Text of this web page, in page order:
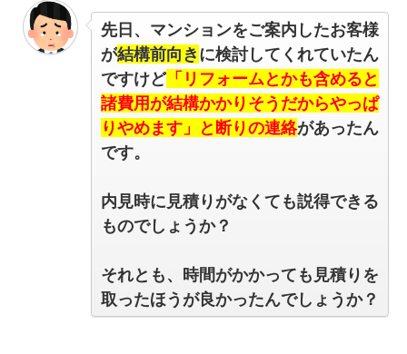
先日、マンションをご案内したお客様
が結構前向きに検討してくれていたん
ですけど 「リフォームとかも含めると
諸費用が結構かかりそうだからやっぱ
りやめます」と断りの連絡があったん
です。
内見時に見積りがなくても説得できる
ものでしょうか？
それとも、時間がかかっても見積りを
取ったほうが良かったんでしょうか？